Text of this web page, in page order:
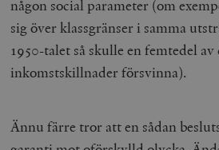
någon social parameter (om
sig över klassgränser i samma
1950-talet så skulle en femtedel av
inkomstskillnader försvinna).
Ännu färre tror att en sådan